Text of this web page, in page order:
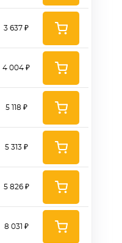
3 637 ₽
4 004 ₽
5 118 ₽
5 313 ₽
5 826 ₽
8 031 ₽